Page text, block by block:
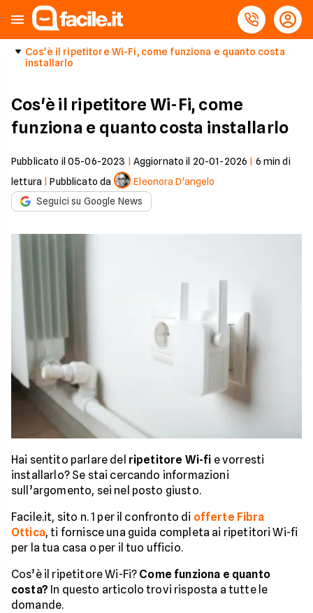
Cos'è il ripetitore Wi-Fi, come funziona e quanto costa
installarlo
Cos'è il ripetitore Wi-Fi, come
funziona e quanto costa installarlo
Pubblicato il 05-06-2023 Aggiornato il 20-01-2026 6 min di
lettura |Pubblicato da
Eleonora D'angelo
Seguici su Google News
Hai sentito parlare del ripetitore Wi-fi e vorresti
installarlo? Se stai cercando informazioni
sull’argomento, sei nel posto giusto.
Facile.it, sito n. 1 per il confronto di offerte Fibra
Ottica, ti fornisce una guida completa ai ripetitori Wi-fi
per la tua casa o per il tuo ufficio.
Cos’è il ripetitore Wi-Fi? Come funziona e quanto
costa? In questo articolo trovi risposta a tutte le
domande.